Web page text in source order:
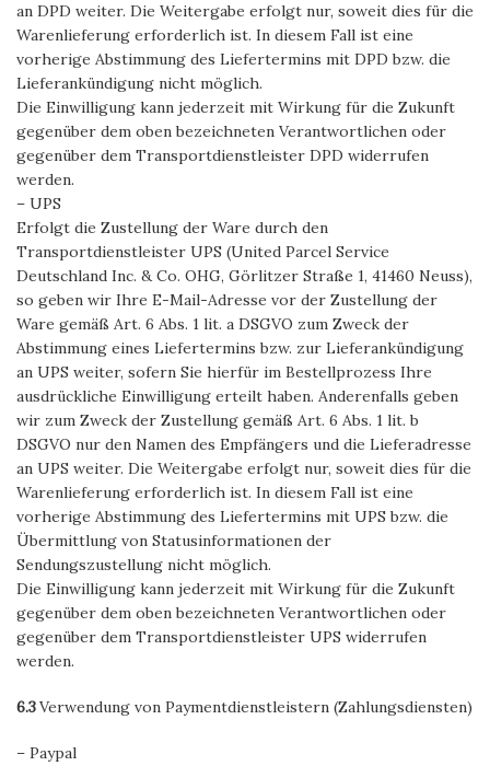
an DPD weiter. Die Weitergabe erfolgt nur, soweit dies für die
Warenlieferung erforderlich ist. In diesem Fall ist eine
vorherige Abstimmung des Liefertermins mit DPD bzw. die
Lieferankündigung nicht möglich.
Die Einwilligung kann jederzeit mit Wirkung für die Zukunft
gegenüber dem oben bezeichneten Verantwortlichen oder
gegenüber dem Transportdienstleister DPD widerrufen
werden.
– UPS
Erfolgt die Zustellung der Ware durch den
Transportdienstleister UPS (United Parcel Service
Deutschland Inc. & Co. OHG, Görlitzer Straße 1, 41460 Neuss),
so geben wir Ihre E-Mail-Adresse vor der Zustellung der
Ware gemäß Art. 6 Abs. 1 lit. a DSGVO zum Zweck der
Abstimmung eines Liefertermins bzw. zur Lieferankündigung
an UPS weiter, sofern Sie hierfür im Bestellprozess Ihre
ausdrückliche Einwilligung erteilt haben. Anderenfalls geben
wir zum Zweck der Zustellung gemäß Art. 6 Abs. 1 lit. b
DSGVO nur den Namen des Empfängers und die Lieferadresse
an UPS weiter. Die Weitergabe erfolgt nur, soweit dies für die
Warenlieferung erforderlich ist. In diesem Fall ist eine
vorherige Abstimmung des Liefertermins mit UPS bzw. die
Übermittlung von Statusinformationen der
Sendungszustellung nicht möglich.
Die Einwilligung kann jederzeit mit Wirkung für die Zukunft
gegenüber dem oben bezeichneten Verantwortlichen oder
gegenüber dem Transportdienstleister UPS widerrufen
werden.
6.3Verwendung von Paymentdienstleistern (Zahlungsdiensten)
– Paypal